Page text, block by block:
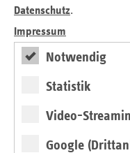
Datenschutz.
Impressum
Notwendig
Statistik
Video-
Google
13.07.2021